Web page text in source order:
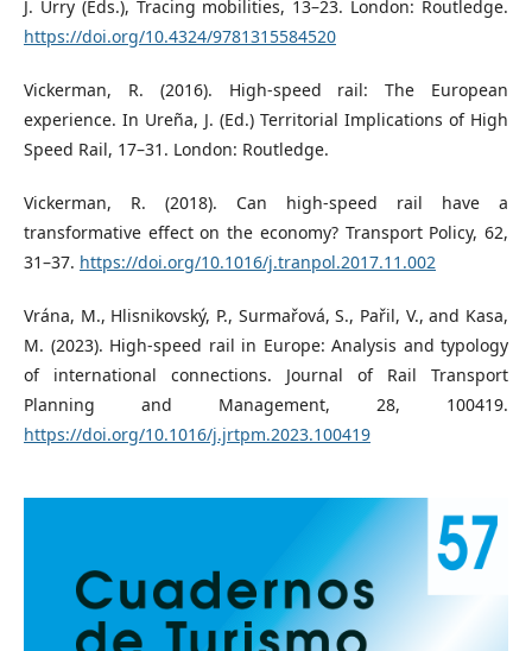
J. Urry (Eds.), Tracing mobilities, 13–23. London: Routledge.
https://doi.org/10.4324/9781315584520
Vickerman, R. (2016). High-speed rail: The European
experience. In Ureña, J. (Ed.) Territorial Implications of High
Speed Rail, 17–31. London: Routledge.
Vickerman, R. (2018). Can high-speed rail have a
transformative effect on the economy? Transport Policy, 62,
31–37. https://doi.org/10.1016/j.tranpol.2017.11.002
Vrána, M., Hlisnikovský, P., Surmařová, S., Pařil, V., and Kasa,
M. (2023). High-speed rail in Europe: Analysis and typology
of international connections. Journal of Rail Transport
Planning and Management, 28, 100419.
https://doi.org/10.1016/j.jrtpm.2023.100419